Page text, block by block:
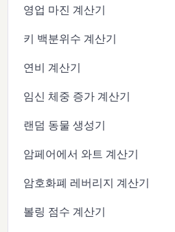
영업 마진 계산기
키 백분위수 계산기
연비 계산기
임신 체중 증가 계산기
랜덤 동물 생성기
암페어에서 와트 계산기
암호화폐 레버리지 계산기
볼링 점수 계산기